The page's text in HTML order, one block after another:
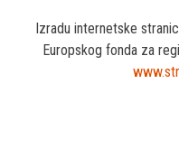
Izradu internetske
Europskog fonda za